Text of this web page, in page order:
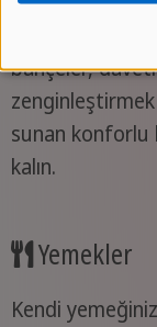
Sınıflar,
bahçeler,
sunan konforlu
kalın.
Yemekler
Kendi